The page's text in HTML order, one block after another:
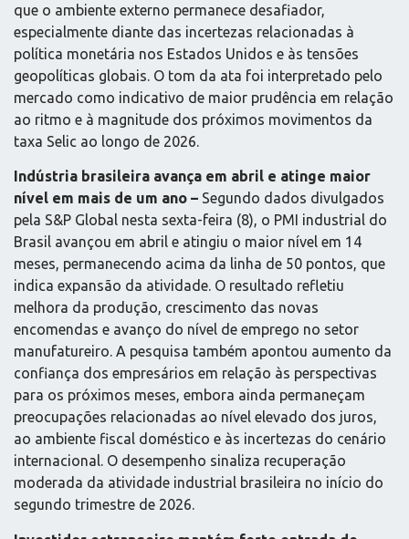
que o ambiente externo permanece desafiador,
especialmente diante das incertezas relacionadas à
política monetária nos Estados Unidos e às tensões
geopolíticas globais. O tom da ata foi interpretado pelo
mercado como indicativo de maior prudência em relação
ao ritmo e à magnitude dos próximos movimentos da
taxa Selic ao longo de 2026.
Indústria brasileira avança em abril e atinge maior
nível em mais de um ano – Segundo dados divulgados
pela S&P Global nesta sexta-feira (8), o PMI industrial do
Brasil avançou em abril e atingiu o maior nível em 14
meses, permanecendo acima da linha de 50 pontos, que
indica expansão da atividade. O resultado refletiu
melhora da produção, crescimento das novas
encomendas e avanço do nível de emprego no setor
manufatureiro. A pesquisa também apontou aumento da
confiança dos empresários em relação às perspectivas
para os próximos meses, embora ainda permaneçam
preocupações relacionadas ao nível elevado dos juros,
ao ambiente fiscal doméstico e às incertezas do cenário
internacional. O desempenho sinaliza recuperação
moderada da atividade industrial brasileira no início do
segundo trimestre de 2026.